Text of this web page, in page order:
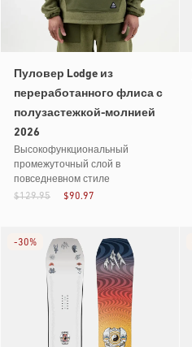
Пуловер Lodge из
переработанного флиса с
полузастежкой-молнией
2026
Высокофункциональный
промежуточный слой в
повседневном стиле
$90.97
$129.95
-30%